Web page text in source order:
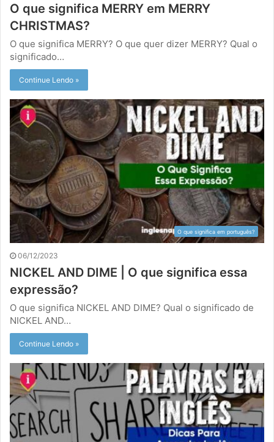
O que significa MERRY em MERRY
CHRISTMAS?
O que significa MERRY? O que quer dizer MERRY? Qual o
significado…
Continue Lendo »
O que significa em português?
06/12/2023
NICKEL AND DIME | O que significa essa
expressão?
O que significa NICKEL AND DIME? Qual o significado de
NICKEL AND…
Continue Lendo »